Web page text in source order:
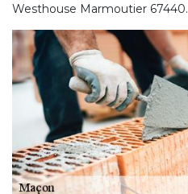
Westhouse Marmoutier 67440.